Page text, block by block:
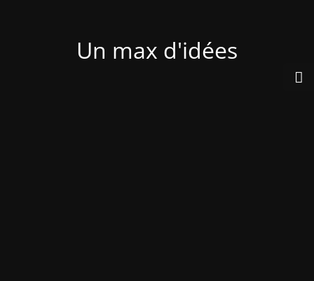
Un max d'idées